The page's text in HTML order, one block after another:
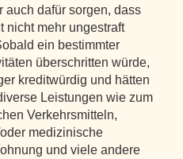
auch dafür sorgen, dass
nicht mehr ungestraft
ein bestimmter
überschritten würde,
kreditwürdig und hätten
Leistungen wie zum
Verkehrsmitteln,
medizinische
und viele andere